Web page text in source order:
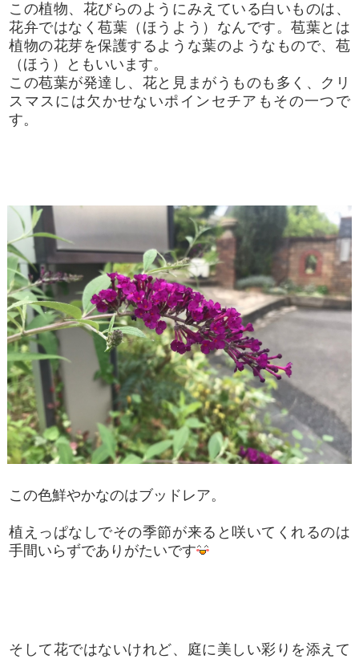
この植物、花びらのようにみえている白いものは、
花弁ではなく苞葉（ほうよう）なんです。苞葉とは
植物の花芽を保護するような葉のようなもので、苞
（ほう）ともいいます。
この苞葉が発達し、花と見まがうものも多く、 クリ
スマスには欠かせないポインセチアもその一つで
す。
この色鮮やかなのはブッドレア。
植えっぱなしでその季節が来ると咲いてくれるのは
手間いらずでありがたいです
そして花ではないけれど、庭に美しい彩りを添えて